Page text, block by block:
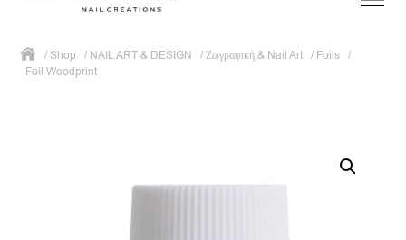
/Shop / NAIL ART & DESIGN /Ζωγραφική & Nail Art / Foils /
Foil Woodprint